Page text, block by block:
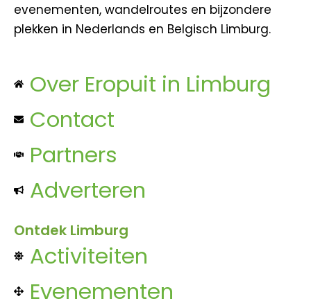
evenementen, wandelroutes en bijzondere
plekken in Nederlands en Belgisch Limburg.
Over Eropuit in Limburg
Contact
Partners
Adverteren
Ontdek Limburg
Activiteiten
Evenementen